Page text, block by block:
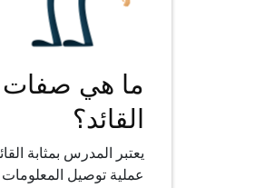
ما هي صفات
القائد؟
يعتبر المدرس بمثابة
عملية توصيل المعلومات